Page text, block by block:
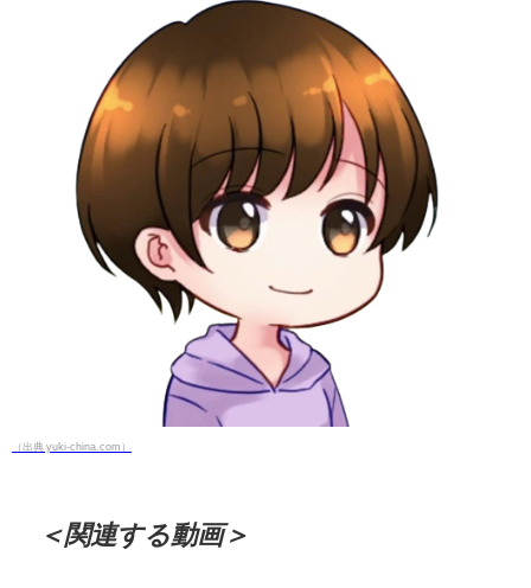
（出典 yuki-china.com）
＜関連する動画＞